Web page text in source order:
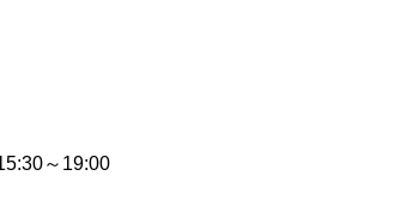
～19:00